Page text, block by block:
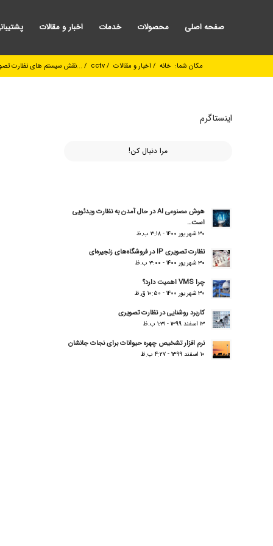
صفحه اصلی محصولات خدمات اخبار و مقالات
مکان شما: خانه / اخبار و مقالات /
cctv
/ نقش سیستم های نظارت تصویری در قلب ساختمان های هوشمند...
اینستاگرم
مرا دنبال کن!
هوش مصنوعی AI در حال آمدن به نظارت ویدئویی
است…
۳۰ شهریور ۱۴۰۰ - ۳:۱۸ ب.ظ
نظارت تصویری IP در فروشگاه‌های زنجیره‌ای
۳۰ شهریور ۱۴۰۰ - ۳:۰۰ ب.ظ
چرا VMS اهمیت دارد؟
۳۰ شهریور ۱۴۰۰ - ۱۰:۵۰ ق.ظ
کاربرد روشنایی در نظارت تصویری
۱۳ اسفند ۱۳۹۹ - ۱:۳۱ ب.ظ
نرم افزار تشخیص چهره حیوانات برای نجات جانشان
۱۰ اسفند ۱۳۹۹ - ۴:۲۷ ب.ظ